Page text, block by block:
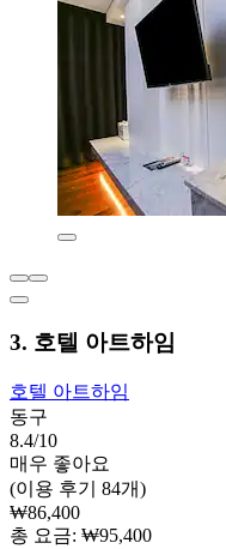
3. 호텔 아트하임
호텔 아트하임
동구
8.4/10
매우 좋아요
(이용 후기 84개)
₩86,400
총 요금: ₩95,400